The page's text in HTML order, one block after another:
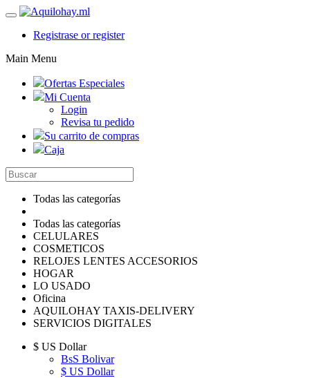
Registrase or register
Main Menu
Ofertas Especiales
Mi Cuenta
Login
Revisa tu pedido
Su carrito de compras
Caja
Todas las categorías
Todas las categorías
CELULARES
COSMETICOS
RELOJES LENTES ACCESORIOS
HOGAR
LO USADO
Oficina
AQUILOHAY TAXIS-DELIVERY
SERVICIOS DIGITALES
$ US Dollar
BsS Bolivar
$ US Dollar